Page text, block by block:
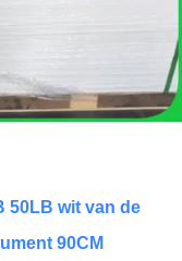
50LB wit van de
90CM